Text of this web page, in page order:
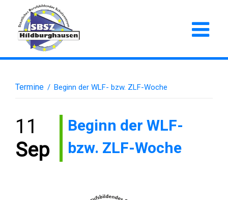
Termine / Beginn der WLF- bzw. ZLF-Woche
11
Sep
Beginn der WLF-
bzw. ZLF-Woche